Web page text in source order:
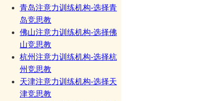
青岛注意力训练机构-选择青
岛竞思教
佛山注意力训练机构-选择佛
山竞思教
杭州注意力训练机构-选择杭
州竞思教
天津注意力训练机构-选择天
津竞思教